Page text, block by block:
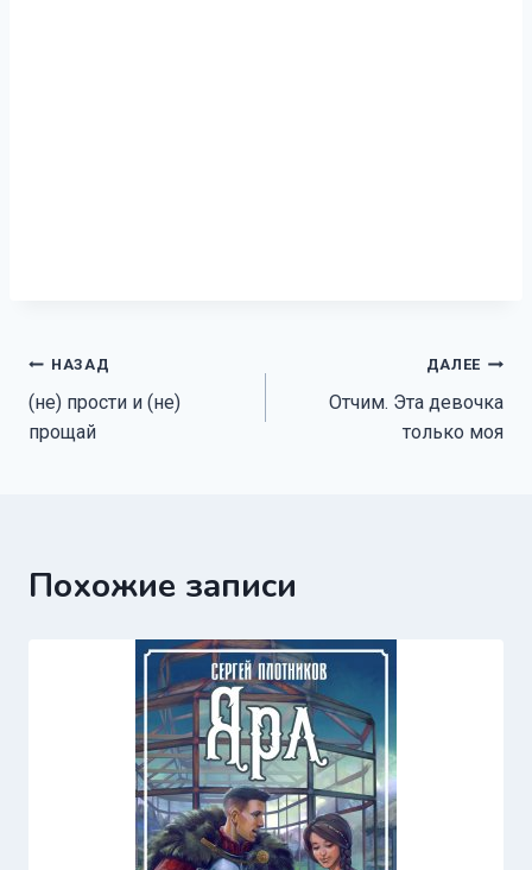
Навигация
по
НАЗАД
(не) прости и (не)
прощай
ДАЛЕЕ
Отчим. Эта девочка
только моя
Похожие записи